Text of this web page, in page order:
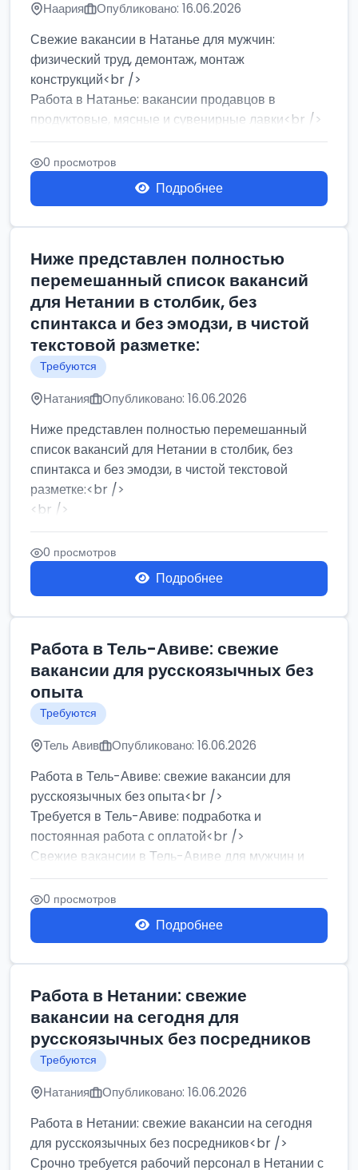
Наария Опубликовано: 16.06.2026
Свежие вакансии в Натанье для мужчин:
физический труд, демонтаж, монтаж
конструкций<br />
Работа в Натанье: вакансии продавцов в
продуктовые, мясные и сувенирные лавки<br />
Разнорабочий на сборку м...
0 просмотров
Подробнее
Ниже представлен полностью
перемешанный список вакансий
для Нетании в столбик, без
спинтакса и без эмодзи, в чистой
текстовой разметке:
Требуются
Натания Опубликовано: 16.06.2026
Ниже представлен полностью перемешанный
список вакансий для Нетании в столбик, без
спинтакса и без эмодзи, в чистой текстовой
разметке:<br />
<br />
Работа в Нетании на мебельном производстве:
требу...
0 просмотров
Подробнее
Работа в Тель-Авиве: свежие
вакансии для русскоязычных без
опыта
Требуются
Тель Авив Опубликовано: 16.06.2026
Работа в Тель-Авиве: свежие вакансии для
русскоязычных без опыта<br />
Требуется в Тель-Авиве: подработка и
постоянная работа с оплатой<br />
Свежие вакансии в Тель-Авиве для мужчин и
женщин от хозя...
0 просмотров
Подробнее
Работа в Нетании: свежие
вакансии на сегодня для
русскоязычных без посредников
Требуются
Натания Опубликовано: 16.06.2026
Работа в Нетании: свежие вакансии на сегодня
для русскоязычных без посредников<br />
Срочно требуется рабочий персонал в Нетании с